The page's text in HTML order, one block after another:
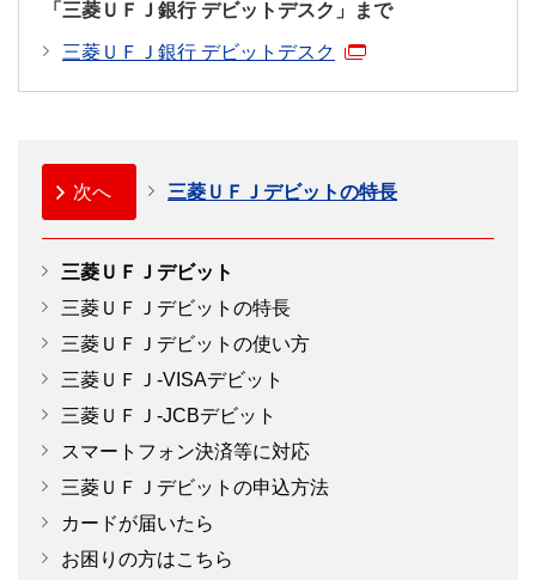
キャラクターデザインはありません。
お客さまのご契約状況によってはお申し込みいただ
けない場合がございます。
年会費
無料
ご利用方法
けない場合がございます。
年会費
（520KB）
三菱ＵＦＪデビット一体型キャッシュカード特約
三菱ＵＦＪデビット留意事項
（171KB）
三菱ＵＦＪ-VISA デビット Wallet サービス利用規約
三菱ＵＦＪ-VISAデビット保険のしおり
（646KB）
三菱ＵＦＪ-JCBデビット保険のご案内
「三菱ＵＦＪ銀行 デビットデスク」まで
三菱ＵＦＪ銀行 デビットデスク
次へ 三菱ＵＦＪデビットの特長
三菱ＵＦＪデビット
三菱ＵＦＪデビットの特長
三菱ＵＦＪデビットの使い方
三菱ＵＦＪ-VISAデビット
三菱ＵＦＪ-JCBデビット
スマートフォン決済等に対応
三菱ＵＦＪデビットの申込方法
カードが届いたら
お困りの方はこちら